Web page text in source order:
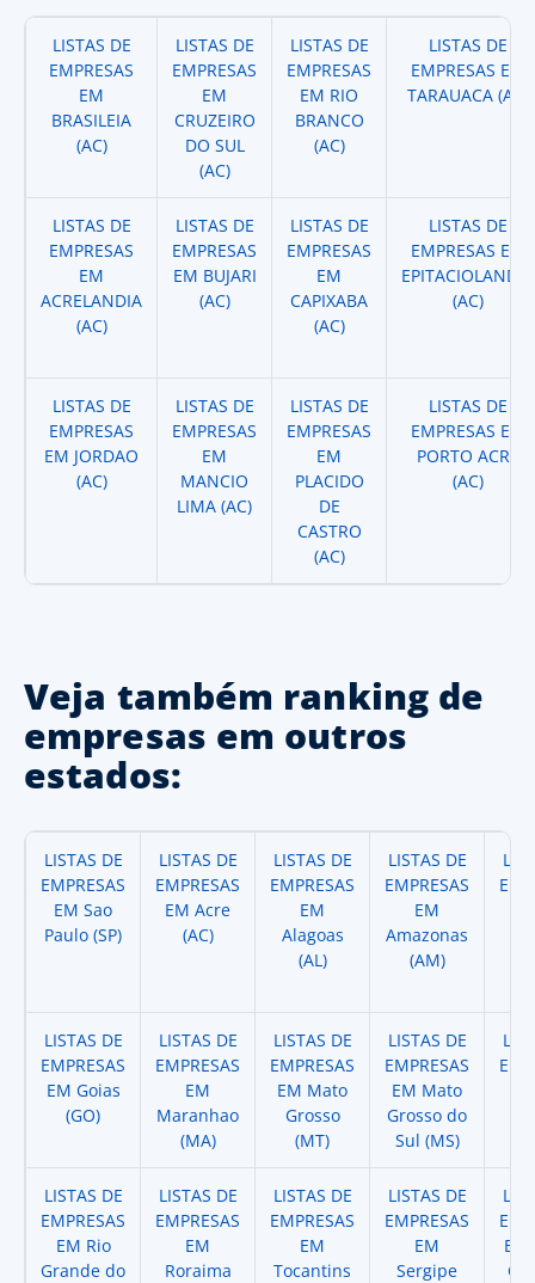
LISTAS DE
EMPRESAS
EM
BRASILEIA
(AC)
LISTAS DE
EMPRESAS
EM
CRUZEIRO
DO SUL
(AC)
LISTAS DE
EMPRESAS
EM RIO
BRANCO
(AC)
LISTAS DE
EMPRESAS EM
TARAUACA (AC)
LISTAS DE
EMPRESAS
EM
ACRELANDIA
(AC)
LISTAS DE
EMPRESAS
EM BUJARI
(AC)
LISTAS DE
EMPRESAS
EM
CAPIXABA
(AC)
LISTAS DE
EMPRESAS EM
EPITACIOLANDIA
(AC)
LISTAS DE
EMPRESAS
EM JORDAO
(AC)
LISTAS DE
EMPRESAS
EM
MANCIO
LIMA (AC)
LISTAS DE
EMPRESAS
EM
PLACIDO
DE
CASTRO
(AC)
LISTAS DE
EMPRESAS EM
PORTO ACRE
(AC)
Veja também ranking de
empresas em outros
estados:
LISTAS DE
EMPRESAS
EM Sao
Paulo (SP)
LISTAS DE
EMPRESAS
EM Acre
(AC)
LISTAS DE
EMPRESAS
EM
Alagoas
(AL)
LISTAS DE
EMPRESAS
EM
Amazonas
(AM)
LISTAS DE
EMPRESAS
EM Goias
(GO)
LISTAS DE
EMPRESAS
EM
Maranhao
(MA)
LISTAS DE
EMPRESAS
EM Mato
Grosso
(MT)
LISTAS DE
EMPRESAS
EM Mato
Grosso do
Sul (MS)
LISTAS DE
EMPRESAS
EM Rio
Grande do
LISTAS DE
EMPRESAS
EM
Roraima
LISTAS DE
EMPRESAS
EM
Tocantins
LISTAS DE
EMPRESAS
EM
Sergipe
EM